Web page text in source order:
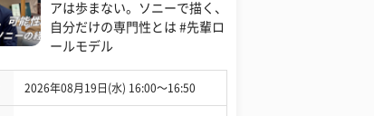
アは歩まない。ソニーで描く、
自分だけの専門性とは #先輩ロ
ールモデル
2026年08月19日(水) 16:00〜16:50